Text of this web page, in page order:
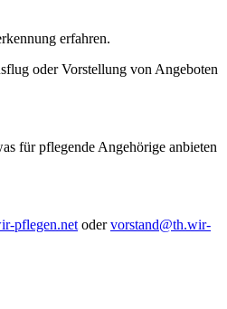
erfahren.
oder Vorstellung von Angeboten
für pflegende Angehörige anbieten
pflegen.net odervorstand@th.wir-